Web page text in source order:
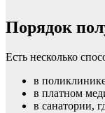
Порядок
Есть несколько
в
в платном
в санатории,